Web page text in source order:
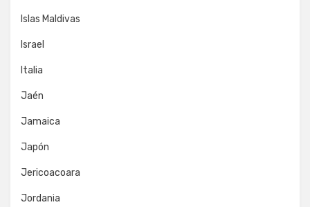
Islas Maldivas
Israel
Italia
Jaén
Jamaica
Japón
Jericoacoara
Jordania